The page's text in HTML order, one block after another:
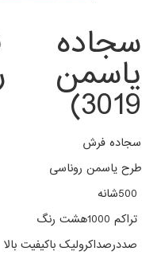
یاسمن
3019)
سجاده فرش
طرح یاسمن روناسی
تراکم 1000هشت رنگ
صددرصداکرولیک باکیفیت بالا